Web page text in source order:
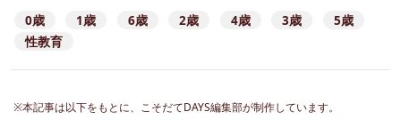
0歳 1歳 6歳 2歳 4歳 3歳
5歳
性教育
※本記事は以下をもとに、こそだてDAYS編集部が制作しています。